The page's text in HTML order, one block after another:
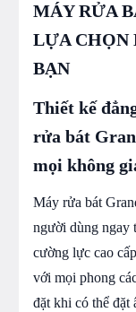
MÁY RỬA
LỰA CHỌN
BẠN
Thiết kế
rửa bát
mọi không
Máy rửa bát
người dùng ngay
cường lực cao
với mọi phong
đặt khi có thể đặt